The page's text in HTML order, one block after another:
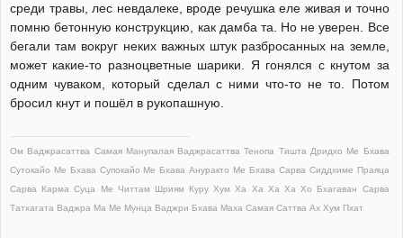
среди травы, лес невдалеке, вроде речушка еле живая и точно
помню бетонную конструкцию, как дамба та. Но не уверен. Все
бегали там вокруг неких важных штук разбросанных на земле,
может какие-то разноцветные шарики. Я гонялся с кнутом за
одним чуваком, который сделал с ними что-то не то. Потом
бросил кнут и пошёл в рукопашную.
Ом Ваджрасаттва Самая Манупалая Ваджрасаттва Тенопа Тишта Дридхо Ме Бхава
Сутокайо Ме Бхава Супокайо Ме Бхава Ануракто Ме Бхава Сарва Сиддхиме Праяца
Сарва Карма Суца Ме Читтам Шриям Куру Хум Ха Ха Ха Ха Хо Бхагаван Сарва
Татхагата Ваджра Ма Ме Мунца Ваджри Бхава Маха Самая Саттва Ах Хум Пхат